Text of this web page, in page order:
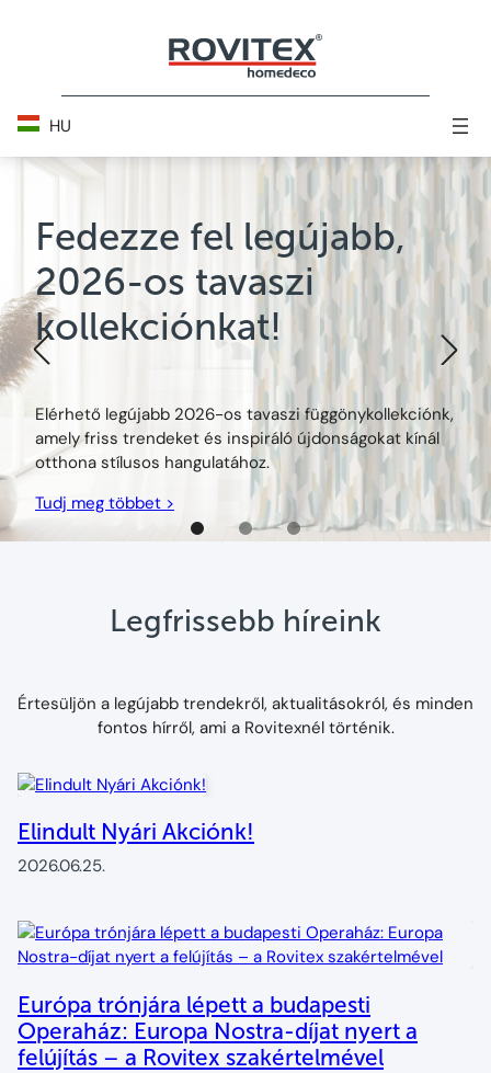
HU
Fedezze fel legújabb,
2026-os tavaszi
kollekciónkat!
Elérhető legújabb 2026-os tavaszi függönykollekciónk,
amely friss trendeket és inspiráló újdonságokat kínál
otthona stílusos hangulatához.
Tudj meg többet >
Legfrissebb híreink
Értesüljön a legújabb trendekről, aktualitásokról, és minden
fontos hírről, ami a Rovitexnél történik.
Elindult Nyári Akciónk!
2026.06.25.
Európa trónjára lépett a budapesti
Operaház: Europa Nostra-díjat nyert a
felújítás – a Rovitex szakértelmével